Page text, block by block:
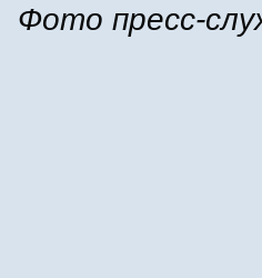
Фото пресс-